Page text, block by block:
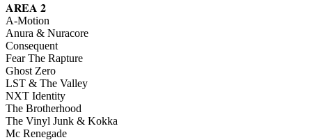
𝐀𝐑𝐄𝐀 𝟐
A-Motion
Anura & Nuracore
Consequent
Fear The Rapture
Ghost Zero
LST & The Valley
NXT Identity
The Brotherhood
The Vinyl Junk & Kokka
Mc Renegade